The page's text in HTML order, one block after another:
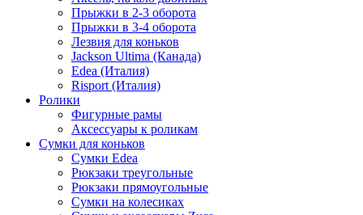
Прыжки в 2-3 оборота
Прыжки в 3-4 оборота
Лезвия для коньков
Jackson Ultima (Канада)
Edea (Италия)
Risport (Италия)
Ролики
Фигурные рамы
Аксессуары к роликам
Сумки для коньков
Сумки Edea
Рюкзаки треугольные
Рюкзаки прямоугольные
Сумки на колесиках